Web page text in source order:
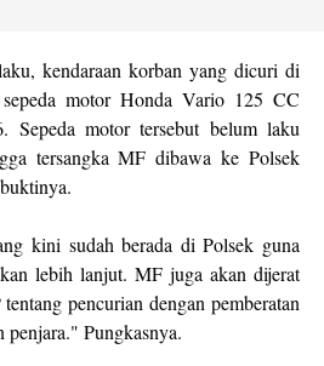
kendaraan korban yang dicuri di
motor Honda Vario 125 CC
Sepeda motor tersebut belum laku
tersangka MF dibawa ke Polsek
kini sudah berada di Polsek guna
lebih lanjut. MF juga akan dijerat
pencurian dengan pemberatan
penjara." Pungkasnya.